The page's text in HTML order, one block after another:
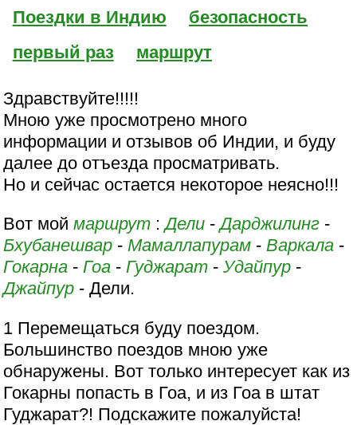
Поездки в Индию
безопасность
первый раз
маршрут
Здравствуйте!!!!!
Мною уже просмотрено много
информации и отзывов об Индии, и буду
далее до отъезда просматривать.
Но и сейчас остается некоторое неясно!!!
Вот моймаршрут :Дели -Дарджилинг -
Бхубанешвар -Мамаллапурам -Варкала -
Гокарна -Гоа -Гуджарат -Удайпур -
Джайпур - Дели.
1 Перемещаться буду поездом.
Большинство поездов мною уже
обнаружены. Вот только интересует как из
Гокарны попасть в Гоа, и из Гоа в штат
Гуджарат?! Подскажите пожалуйста!